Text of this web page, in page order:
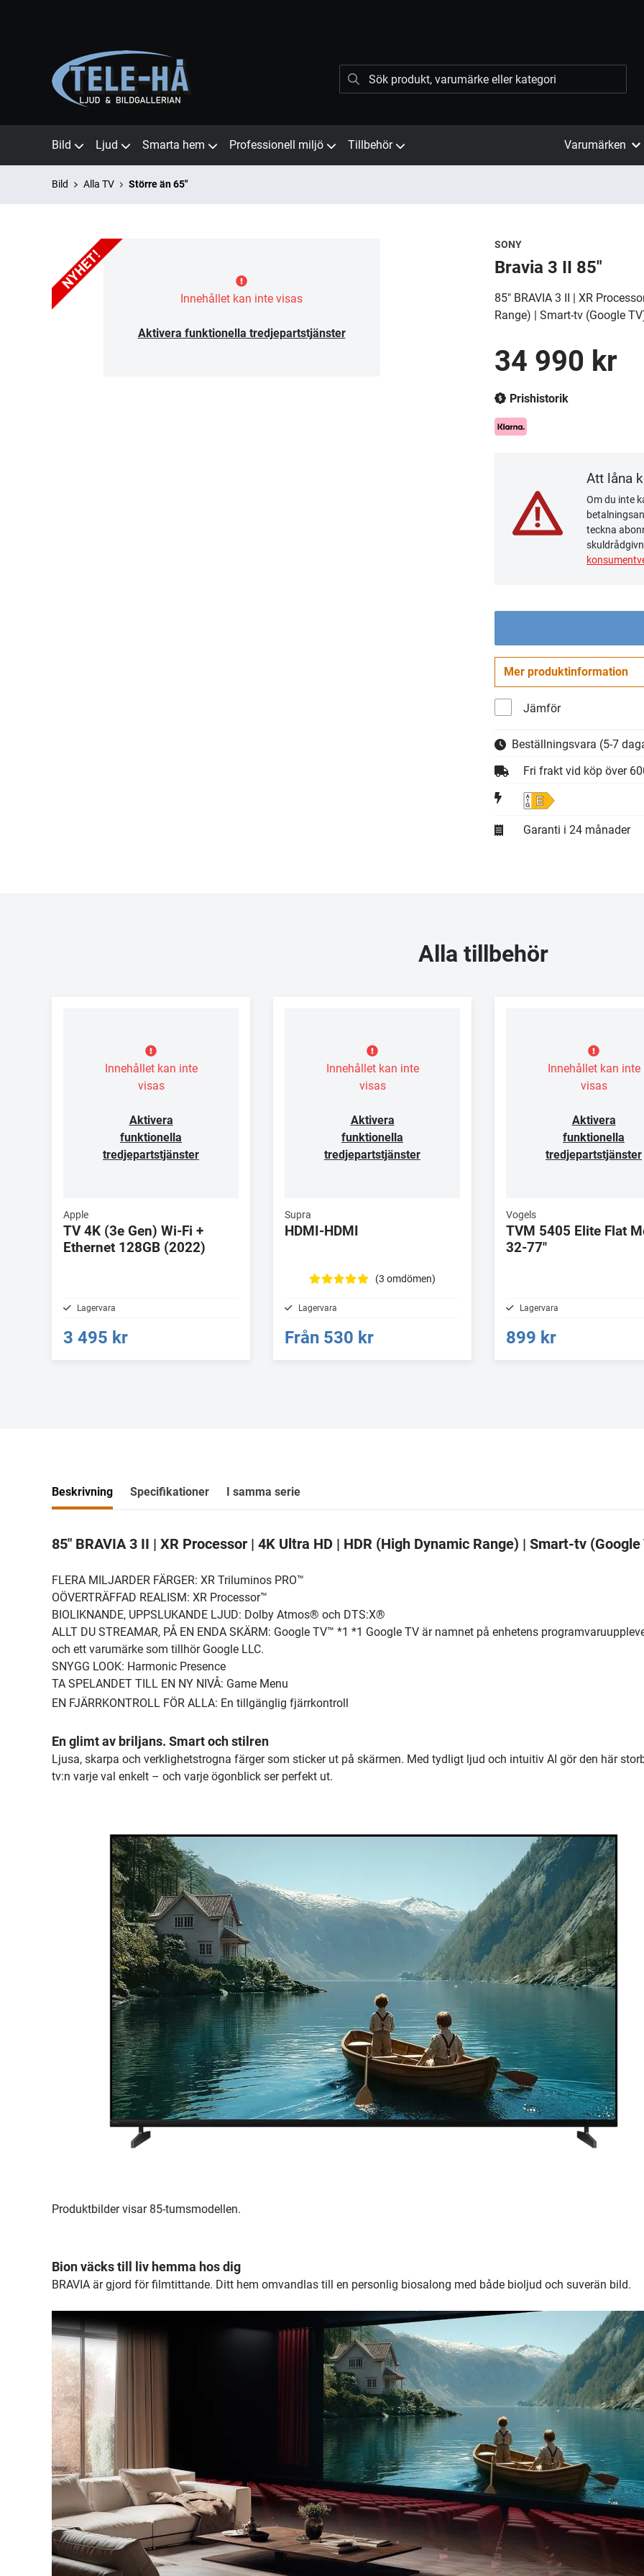
Bild Ljud Smarta hem Professionell miljö Tillbehör Varumärken
Bild Alla TV Större än 65"
Innehållet kan inte visas
Aktivera funktionella tredjepartstjänster
SONY
Bravia 3 II 85"
85" BRAVIA 3 II | XR
Range) | Smart-tv (Google
34 990 kr
Prishistorik
Att låna
Om du inte
teckna
Mer produktinformation
Jämför
Beställningsvara (5-7
Fri frakt vid köp över
E
Garanti i 24 månader
Alla tillbehör
Innehållet kan inte
visas
Aktivera
funktionella
tredjepartstjänster
Apple
TV 4K (3e Gen) Wi-Fi +
Ethernet 128GB (2022)
Lagervara
3 495 kr
Innehållet kan inte
visas
Aktivera
funktionella
tredjepartstjänster
Supra
HDMI-HDMI
(3 omdömen)
Lagervara
Från 530 kr
Innehållet kan inte
visas
Aktivera
funktionella
tredjepartstjänster
Vogels
TVM 5405 Elite Flat
32-77"
Lagervara
899 kr
Beskrivning Specifikationer I samma serie
85" BRAVIA 3 II | XR Processor | 4K Ultra HD | HDR (High Dynamic Range) | Smart-tv (Google
FLERA MILJARDER FÄRGER: XR Triluminos PRO™
OÖVERTRÄFFAD REALISM: XR Processor™
BIOLIKNANDE, UPPSLUKANDE LJUD: Dolby Atmos® och DTS:X®
ALLT DU STREAMAR, PÅ EN ENDA SKÄRM: Google TV™ *1 *1 Google TV är namnet på enhetens
och ett varumärke som tillhör Google LLC.
SNYGG LOOK: Harmonic Presence
TA SPELANDET TILL EN NY NIVÅ: Game Menu
EN FJÄRRKONTROLL FÖR ALLA: En tillgänglig fjärrkontroll
En glimt av briljans. Smart och stilren
Ljusa, skarpa och verklighetstrogna färger som sticker ut på skärmen. Med tydligt ljud och intuitiv AI gör den här
tv:n varje val enkelt – och varje ögonblick ser perfekt ut.
Produktbilder visar 85-tumsmodellen.
Bion väcks till liv hemma hos dig
BRAVIA är gjord för filmtittande. Ditt hem omvandlas till en personlig biosalong med både bioljud och suverän bild.